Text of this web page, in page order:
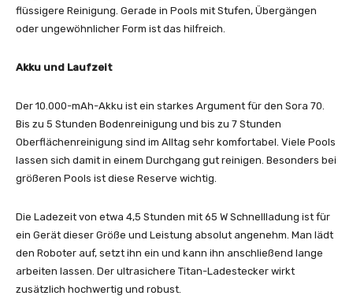
flüssigere Reinigung. Gerade in Pools mit Stufen, Übergängen
oder ungewöhnlicher Form ist das hilfreich.
Akku und Laufzeit
Der 10.000-mAh-Akku ist ein starkes Argument für den Sora 70.
Bis zu 5 Stunden Bodenreinigung und bis zu 7 Stunden
Oberflächenreinigung sind im Alltag sehr komfortabel. Viele Pools
lassen sich damit in einem Durchgang gut reinigen. Besonders bei
größeren Pools ist diese Reserve wichtig.
Die Ladezeit von etwa 4,5 Stunden mit 65 W Schnellladung ist für
ein Gerät dieser Größe und Leistung absolut angenehm. Man lädt
den Roboter auf, setzt ihn ein und kann ihn anschließend lange
arbeiten lassen. Der ultrasichere Titan-Ladestecker wirkt
zusätzlich hochwertig und robust.